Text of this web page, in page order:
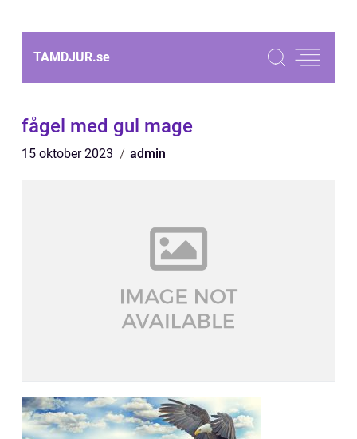
TAMDJUR.se
fågel med gul mage
15 oktober 2023 admin